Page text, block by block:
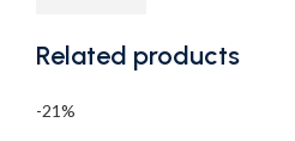
Related products
-21%